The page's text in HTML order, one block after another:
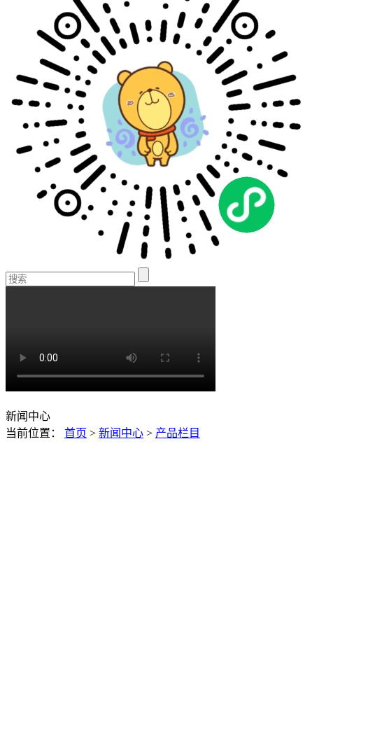
新闻中心
当前位置：
首页 > 新闻中心 > 产品栏目